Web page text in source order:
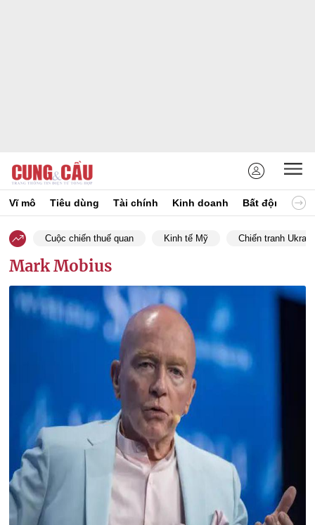
Vĩ mô Tiêu dùng Tài chính Kinh doanh Bất động sản
Cuộc chiến thuế quan Kinh tế Mỹ Chiến tranh
Mark Mobius